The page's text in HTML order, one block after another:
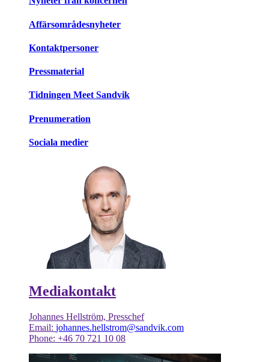
Affärsområdesnyheter
Kontaktpersoner
Pressmaterial
Tidningen Meet Sandvik
Prenumeration
Sociala medier
Mediakontakt
Johannes Hellström, Presschef
Email: johannes.hellstrom@sandvik.com
Phone: +46 70 721 10 08